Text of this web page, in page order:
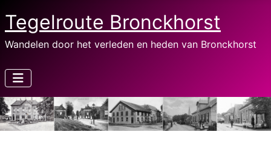
Tegelroute Bronckhorst
Wandelen door het verleden en heden van Bronckhorst